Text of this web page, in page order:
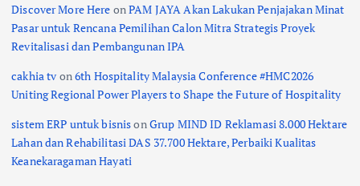
Discover More Here onPAM JAYA Akan Lakukan Penjajakan Minat
Pasar untuk Rencana Pemilihan Calon Mitra Strategis Proyek
Revitalisasi dan Pembangunan IPA
cakhia tv on6th Hospitality Malaysia Conference #HMC2026
Uniting Regional Power Players to Shape the Future of Hospitality
sistem ERP untuk bisnisonGrup MIND ID Reklamasi 8.000 Hektare
Lahan dan Rehabilitasi DAS 37.700 Hektare, Perbaiki Kualitas
Keanekaragaman Hayati